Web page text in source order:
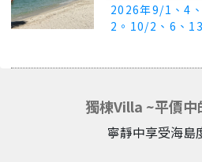
2026年9/1、4
2。10/2、6、
獨棟Villa ~平價中
寧靜中享受海島